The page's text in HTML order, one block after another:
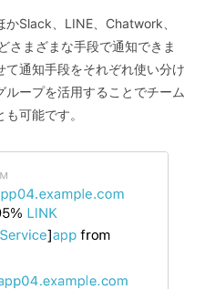
Slack、LINE、Chatwork、
さまざまな手段で通知できま
通知手段をそれぞれ使い分け
ープを活用することでチーム
可能です。